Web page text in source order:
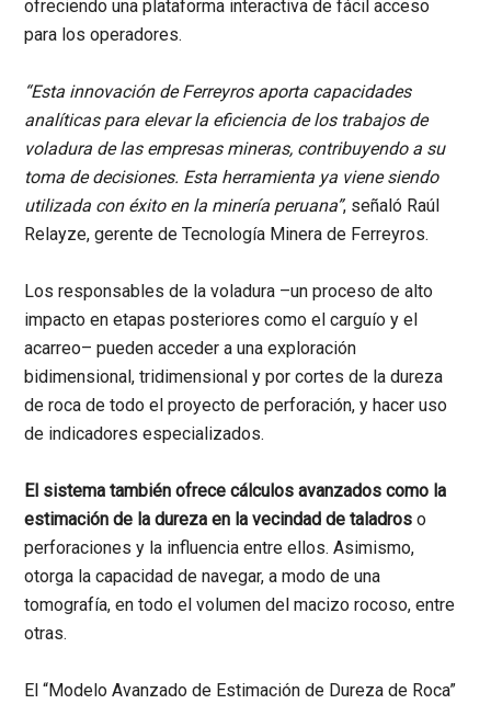
ofreciendo una plataforma interactiva de fácil acceso
para los operadores.
“Esta innovación de Ferreyros aporta capacidades
analíticas para elevar la eficiencia de los trabajos de
voladura de las empresas mineras, contribuyendo a su
toma de decisiones. Esta herramienta ya viene siendo
utilizada con éxito en la minería peruana”, señaló Raúl
Relayze, gerente de Tecnología Minera de Ferreyros.
Los responsables de la voladura –un proceso de alto
impacto en etapas posteriorescomo el carguío y el
acarreo– pueden acceder a una exploración
bidimensional, tridimensional y por cortes de la dureza
de roca de todo el proyecto de perforación, y hacer uso
de indicadores especializados.
El sistema también ofrece cálculos avanzados como la
estimación de la dureza en la vecindad de taladros o
perforaciones y la influencia entre ellos. Asimismo,
otorga la capacidad de navegar, a modo de una
tomografía, en todo el volumen del macizo rocoso, entre
otras.
El “Modelo Avanzado de Estimación de Dureza de Roca”